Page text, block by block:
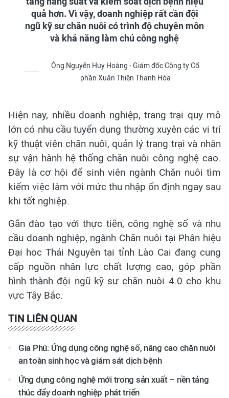
quả hơn. Vì vậy, doanh nghiệp rất cần đội
ngũ kỹ sư chăn nuôi có trình độ chuyên môn
và khả năng làm chủ công nghệ
Ông Nguyễn Huy Hoàng - Giám đốc Công ty Cổ
phần Xuân Thiện Thanh Hóa
Hiện nay, nhiều doanh nghiệp, trang trại quy mô
lớn có nhu cầu tuyển dụng thường xuyên các vị trí
kỹ thuật viên chăn nuôi, quản lý trang trại và nhân
sự vận hành hệ thống chăn nuôi công nghệ cao.
Đây là cơ hội để sinh viên ngành Chăn nuôi tìm
kiếm việc làm với mức thu nhập ổn định ngay sau
khi tốt nghiệp.
Gắn đào tạo với thực tiễn, công nghệ số và nhu
cầu doanh nghiệp, ngành Chăn nuôi tại Phân hiệu
Đại học Thái Nguyên tại tỉnh Lào Cai đang cung
cấp nguồn nhân lực chất lượng cao, góp phần
hình thành đội ngũ kỹ sư chăn nuôi 4.0 cho khu
vực Tây Bắc.
TIN LIÊN QUAN
Gia Phú: Ứng dụng công nghệ số, nâng cao chăn nuôi
an toàn sinh học và giám sát dịch bệnh
Ứng dụng công nghệ mới trong sản xuất – nền tảng
thúc đẩy doanh nghiệp phát triển